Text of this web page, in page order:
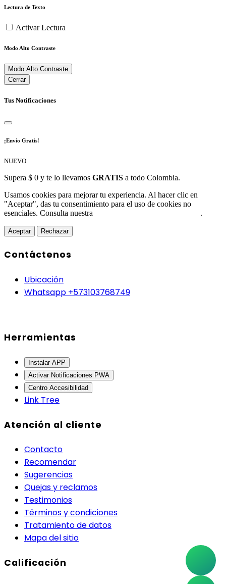
Lectura de Texto
Activar Lectura
Modo Alto Contraste
Modo Alto Contraste
Cerrar
Tus Notificaciones
¡Envío Gratis!
NUEVO
Supera $ 0 y te lo llevamos GRATIS a todo Colombia.
Usamos cookies para mejorar tu experiencia. Al hacer clic en
"Aceptar", das tu consentimiento para el uso de cookies no
esenciales. Consulta nuestra
.
Aceptar Rechazar
Contáctenos
Ubicación
Whatsapp +573103768749
Herramientas
Instalar APP
Activar Notificaciones PWA
Centro Accesibilidad
Link Tree
Atención al cliente
Contacto
Recomendar
Sugerencias
Quejas y reclamos
Testimonios
Términos y condiciones
Tratamiento de datos
Mapa del sitio
Calificación